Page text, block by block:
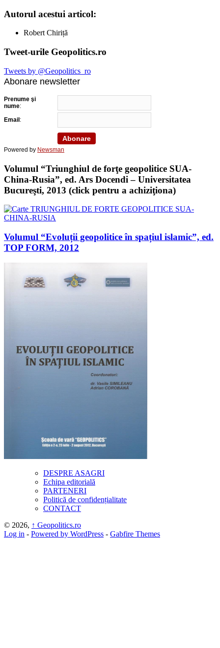
Autorul acestui articol:
Robert Chiriță
Tweet-urile Geopolitics.ro
Tweets by @Geopolitics_ro
Abonare newsletter
Prenume şi
nume:
Email :
Powered by Newsman
Volumul “Triunghiul de forţe geopolitice SUA-
China-Rusia”, ed. Ars Docendi – Universitatea
Bucureşti, 2013 (click pentru a achiziţiona)
Volumul “Evoluții geopolitice în spațiul islamic”, ed.
TOP FORM, 2012
DESPRE ASAGRI
Echipa editorială
PARTENERI
Politică de confidențialitate
CONTACT
© 2026, ↑ Geopolitics.ro
Log in - Powered by WordPress - Gabfire Themes